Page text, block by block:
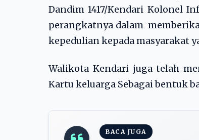
Dandim 1417/Kendari Kolonel
perangkatnya dalam
kepedulian kepada masyarakat
Walikota Kendari juga telah
Kartu keluarga Sebagai bentuk
BACA JUGA